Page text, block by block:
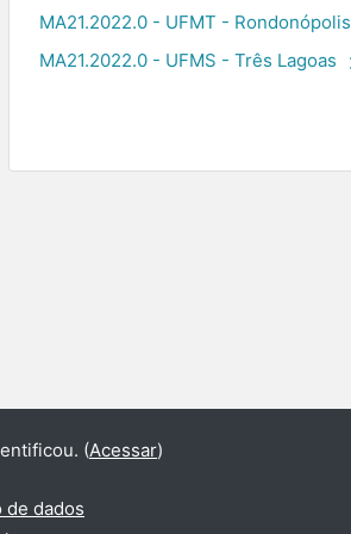
MA21.2022.0 - UFMT - Rondonópolis
MA21.2022.0 - UFMS - Três Lagoas
(Acessar)
de dados